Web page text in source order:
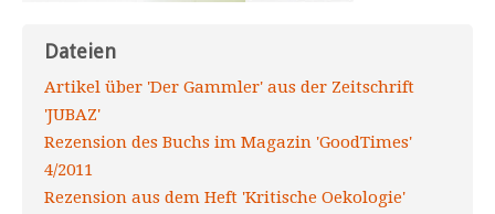
Dateien
Artikel über 'Der Gammler' aus der Zeitschrift
'JUBAZ'
Rezension des Buchs im Magazin 'GoodTimes'
4/2011
Rezension aus dem Heft 'Kritische Oekologie'